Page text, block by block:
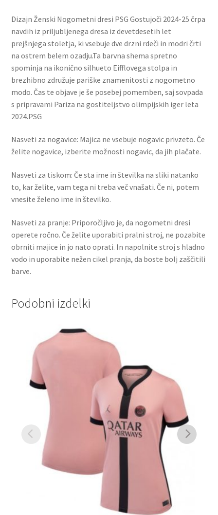
Dizajn Ženski Nogometni dresi PSG Gostujoči 2024-25 črpa
navdih iz priljubljenega dresa iz devetdesetih let
prejšnjega stoletja, ki vsebuje dve drzni rdeči in modri črti
na ostrem belem ozadju.Ta barvna shema spretno
spominja na ikonično silhueto Eifflovega stolpa in
brezhibno združuje pariške znamenitosti z nogometno
modo. Čas te objave je še posebej pomemben, saj sovpada
s pripravami Pariza na gostiteljstvo olimpijskih iger leta
2024.PSG
Nasveti za nogavice: Majica ne vsebuje nogavic privzeto. Če
želite nogavice, izberite možnosti nogavic, da jih plačate.
Nasveti za tiskom: Če sta ime in številka na sliki natanko
to, kar želite, vam tega ni treba več vnašati. Če ni, potem
vnesite želeno ime in številko.
Nasveti za pranje: Priporočljivo je, da nogometni dresi
operete ročno. Če želite uporabiti pralni stroj, ne pozabite
obrniti majice in jo nato oprati. In napolnite stroj s hladno
vodo in uporabite nežen cikel pranja, da boste bolj zaščitili
barve.
Podobni izdelki